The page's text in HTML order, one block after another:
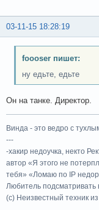
03-11-15 18:28:19
foooser пишет:
ну едьте, едьте
Он на танке. Директор.
Винда - это ведро с
---
-хакир недоучка, некто
автор «Я этого не
тебя» «Ломаю по IP
Любитель подсматривать
(c) Неизвестный техник